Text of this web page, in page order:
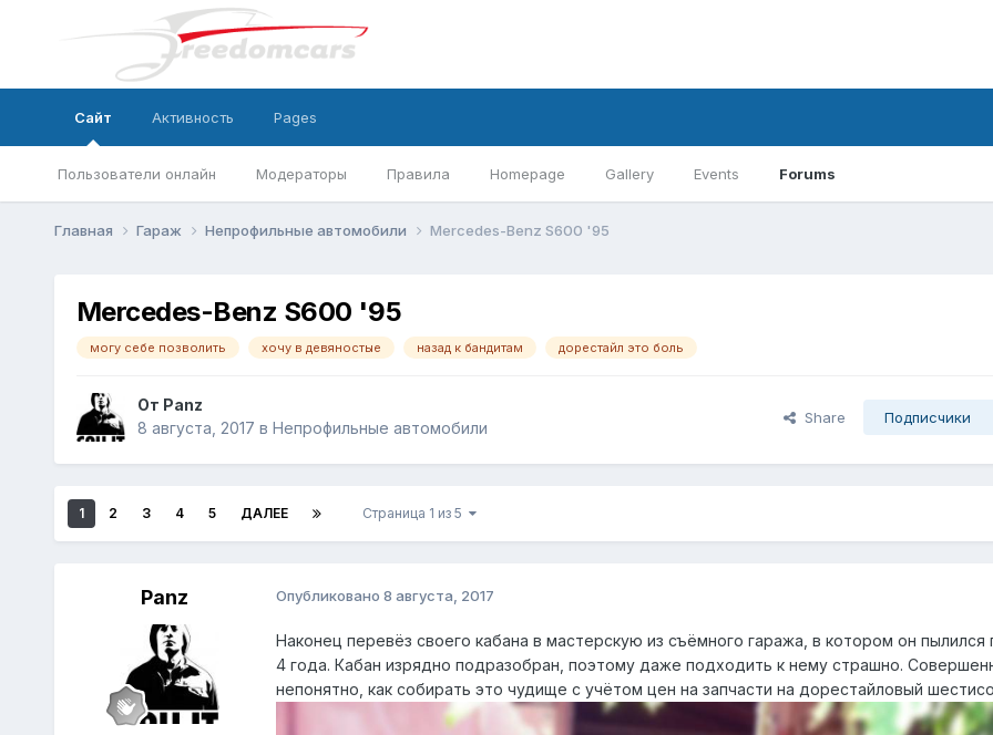
Сайт
Пользователи онлайн Модераторы Правила Homepage Gallery Events Forums
Активность Pages
Главная Гараж Непрофильные автомобили Mercedes-Benz S600 '95
Mercedes-Benz S600 '95
могу себе позволить хочу в девяностые назад к бандитам дорестайл это боль
От Panz
8 августа, 2017 в Непрофильные автомобили
Share Подписчики
1 2 3 4 5 ДАЛЕЕ Страница 1 из 5
Panz Опубликовано 8 августа, 2017
Наконец перевёз своего кабана в мастерскую из съёмного гаража, в котором он пылился
4 года. Кабан изрядно подразобран, поэтому даже подходить к нему страшно.
непонятно, как собирать это чудище с учётом цен на запчасти на дорестайловый